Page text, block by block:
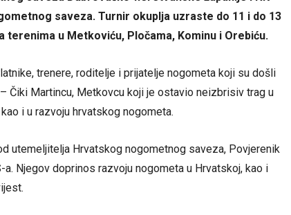
saveza. Turnir okuplja uzraste do 11 i do 13
terenima u Metkoviću, Pločama, Kominu i Orebiću.
trenere, roditelje i prijatelje nogometa koji su došli
Čiki Martincu, Metkovcu koji je ostavio neizbrisiv trag u
i u razvoju hrvatskog nogometa.
utemeljitelja Hrvatskog nogometnog saveza, Povjerenik
Njegov doprinos razvoju nogometa u Hrvatskoj, kao i